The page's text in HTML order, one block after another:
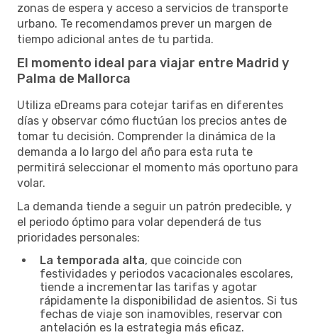
zonas de espera y acceso a servicios de transporte
urbano. Te recomendamos prever un margen de
tiempo adicional antes de tu partida.
El momento ideal para viajar entre Madrid y
Palma de Mallorca
Utiliza eDreams para cotejar tarifas en diferentes
días y observar cómo fluctúan los precios antes de
tomar tu decisión. Comprender la dinámica de la
demanda a lo largo del año para esta ruta te
permitirá seleccionar el momento más oportuno para
volar.
La demanda tiende a seguir un patrón predecible, y
el periodo óptimo para volar dependerá de tus
prioridades personales:
La temporada alta, que coincide con
festividades y periodos vacacionales escolares,
tiende a incrementar las tarifas y agotar
rápidamente la disponibilidad de asientos. Si tus
fechas de viaje son inamovibles, reservar con
antelación es la estrategia más eficaz.